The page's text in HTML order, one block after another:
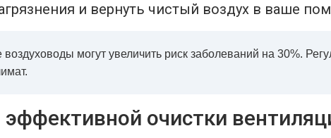
и вернуть чистый воздух в ваше
воздуховоды могут увеличить риск заболеваний на 30%.
очистки